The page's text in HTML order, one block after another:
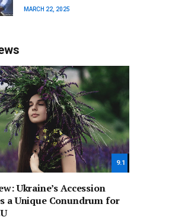
MARCH 22, 2025
9.1
Ukraine’s Accession
a Unique Conundrum for